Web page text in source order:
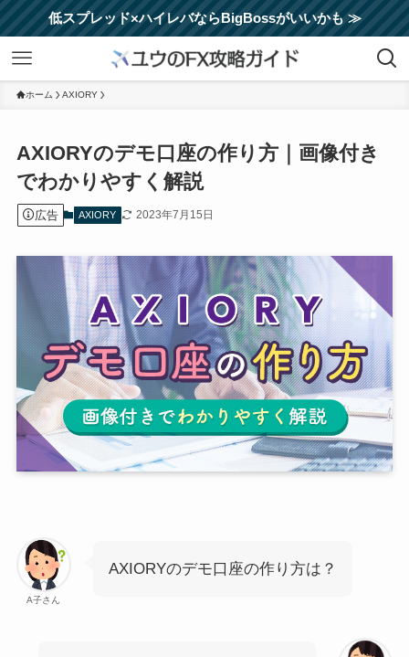
低スプレッド×ハイレバならBigBossがいいかも ≫
ホーム AXIORY
AXIORYのデモ口座の作り方｜画像付き
でわかりやすく解説
広告 AXIORY 2023年7月15日
A子さん
AXIORYのデモ口座の作り方は？